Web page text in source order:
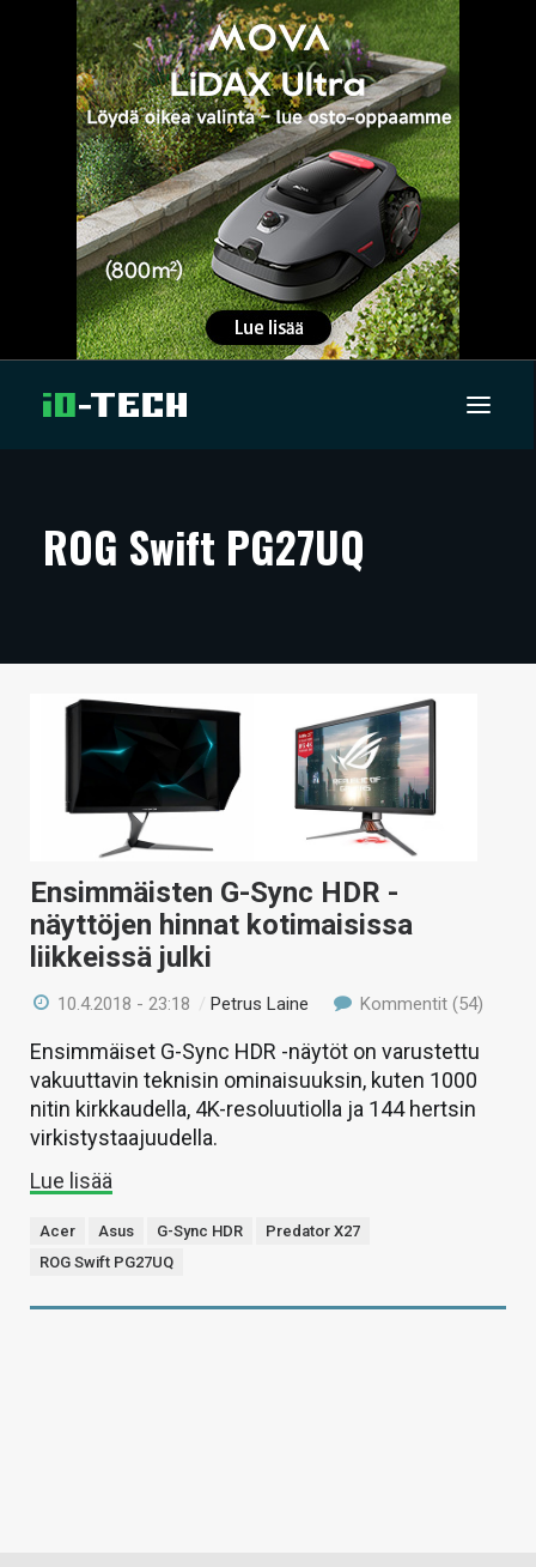
ARTIKKELIT
TECHBBS
KAUPPA
ROG Swift PG27UQ
Ensimmäisten G-Sync HDR -
näyttöjen hinnat kotimaisissa
liikkeissä julki
10.4.2018 - 23:18 / Petrus Laine Kommentit (54)
Ensimmäiset G-Sync HDR -näytöt on varustettu
vakuuttavin teknisin ominaisuuksin, kuten 1000
nitin kirkkaudella, 4K-resoluutiolla ja 144 hertsin
virkistystaajuudella.
Lue lisää
Acer Asus G-Sync HDR
Predator X27
ROG Swift PG27UQ